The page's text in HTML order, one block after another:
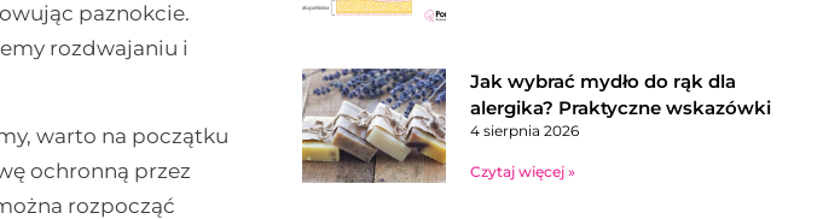
paznokcie.
rozdwajaniu i
warto na początku
ochronną przez
rozpocząć
Jak wybrać mydło do rąk dla
alergika? Praktyczne wskazówki
4 sierpnia 2026
Czytaj więcej »